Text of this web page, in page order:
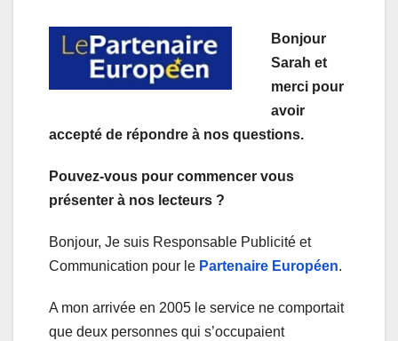
Bonjour
Sarah et
merci pour
avoir
accepté de répondre à nos questions.
Pouvez-vous pour commencer vous
présenter à nos lecteurs ?
Bonjour, Je suis Responsable Publicité et
Communication pour le Partenaire Européen.
A mon arrivée en 2005 le service ne comportait
que deux personnes qui s’occupaient